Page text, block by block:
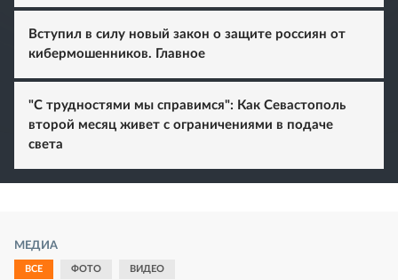
Вступил в силу новый закон о защите россиян от
кибермошенников. Главное
"С трудностями мы справимся": Как Севастополь
второй месяц живет с ограничениями в подаче
света
МЕДИА
ВСЕ ФОТО ВИДЕО